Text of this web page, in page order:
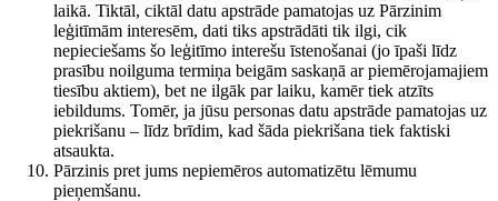
laikā. Tiktāl, ciktāl datu apstrāde pamatojas uz Pārzinim
leģitīmām interesēm, dati tiks apstrādāti tik ilgi, cik
nepieciešams šo leģitīmo interešu īstenošanai (jo īpaši līdz
prasību noilguma termiņa beigām saskaņā ar piemērojamajiem
tiesību aktiem), bet ne ilgāk par laiku, kamēr tiek atzīts
iebildums. Tomēr, ja jūsu personas datu apstrāde pamatojas uz
piekrišanu – līdz brīdim, kad šāda piekrišana tiek faktiski
atsaukta.
Pārzinis pret jums nepiemēros automatizētu lēmumu
pieņemšanu.